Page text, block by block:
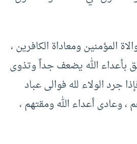
المؤمنين ومعاداة الكافرين ،
بأعداء الله يضعف جداً وتذوى
جرد الولاء لله فوالى عباد
، وعادى أعداء الله ومقتهم ،